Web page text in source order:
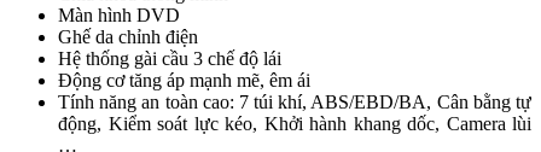
Màn hình DVD
Ghế da chỉnh điện
Hệ thống gài cầu 3 chế độ lái
Động cơ tăng áp mạnh mẽ, êm ái
Tính năng an toàn cao: 7 túi khí, ABS/EBD/BA, Cân bằng tự
động, Kiểm soát lực kéo, Khởi hành khang dốc, Camera lùi
…